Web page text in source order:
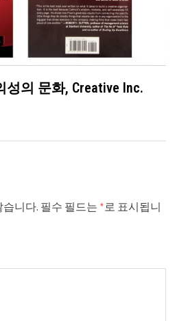
의 문화, Creative Inc.
니다. 필수 필드는 * 로 표시됩니